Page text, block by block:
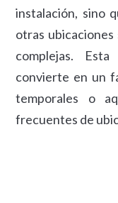
instalación, sino
otras ubicaciones
complejas.
convierte en un
temporales o
frecuentes de